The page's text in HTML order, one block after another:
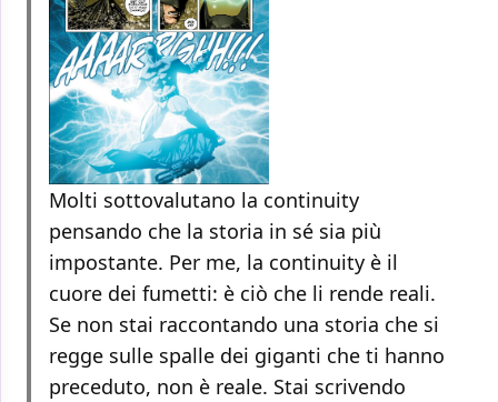
Molti sottovalutano la continuity
pensando che la storia in sé sia più
impostante. Per me, la continuity è il
cuore dei fumetti: è ciò che li rende reali.
Se non stai raccontando una storia che si
regge sulle spalle dei giganti che ti hanno
preceduto, non è reale. Stai scrivendo